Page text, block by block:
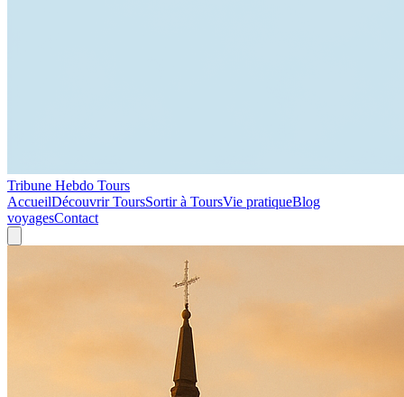
Tribune Hebdo Tours
AccueilDécouvrir ToursSortir à ToursVie pratiqueBlog
voyagesContact